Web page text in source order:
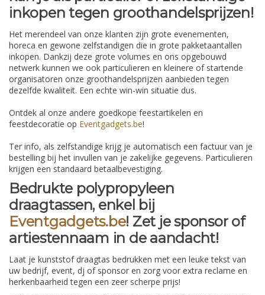
inkopen tegen groothandelsprijzen!
Het merendeel van onze klanten zijn grote evenementen,
horeca en gewone zelfstandigen die in grote pakketaantallen
inkopen. Dankzij deze grote volumes en ons opgebouwd
netwerk kunnen we ook particulieren en kleinere of startende
organisatoren onze groothandelsprijzen aanbieden tegen
dezelfde kwaliteit. Een echte win-win situatie dus.
Ontdek al onze andere goedkope feestartikelen en
feestdecoratie op Eventgadgets.be!
Ter info, als zelfstandige krijg je automatisch een factuur van je
bestelling bij het invullen van je zakelijke gegevens. Particulieren
krijgen een standaard betaalbevestiging.
Bedrukte polypropyleen
draagtassen, enkel bij
Eventgadgets.be! Zet je sponsor of
artiestennaam in de aandacht!
Laat je kunststof draagtas bedrukken met een leuke tekst van
uw bedrijf, event, dj of sponsor en zorg voor extra reclame en
herkenbaarheid tegen een zeer scherpe prijs!